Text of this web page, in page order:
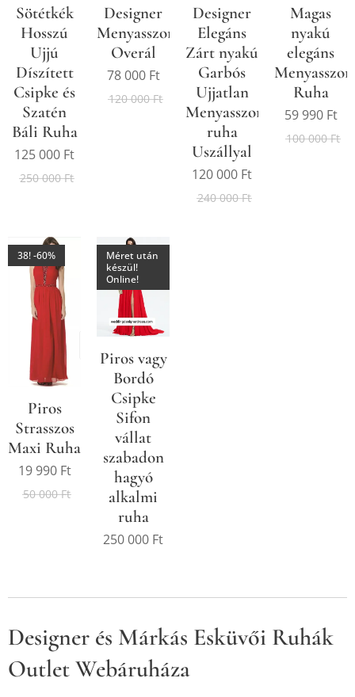
Sötétkék
Hosszú
Ujjú
Díszített
Csipke és
Szatén
Báli Ruha
125 000 Ft
250 000Ft
Designer
Menyasszonyi/Alkalmi
Overál
78 000Ft
120 000Ft
Designer
Elegáns
Zárt nyakú
Garbós
Ujjatlan
Menyasszonyi/Alkalmi
ruha
Uszállyal
120 000 Ft
240 000Ft
Magas
nyakú
elegáns
Ruha
59 990Ft
100 000Ft
Piros
Strasszos
Maxi Ruha
38! -60%
19 990Ft
50 000Ft
Piros vagy
Bordó
Csipke
Sifon
vállat
szabadon
hagyó
alkalmi
ruha
Méret után
készül!
Online!
250 000 Ft
Designer és Márkás Esküvői Ruhák
Outlet Webáruháza